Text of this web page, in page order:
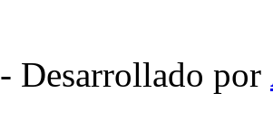
- Desarrollado por